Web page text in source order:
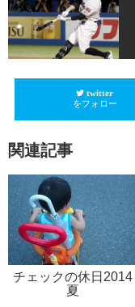
twitter
をフォロー
関連記事
チェックの休日2014
夏